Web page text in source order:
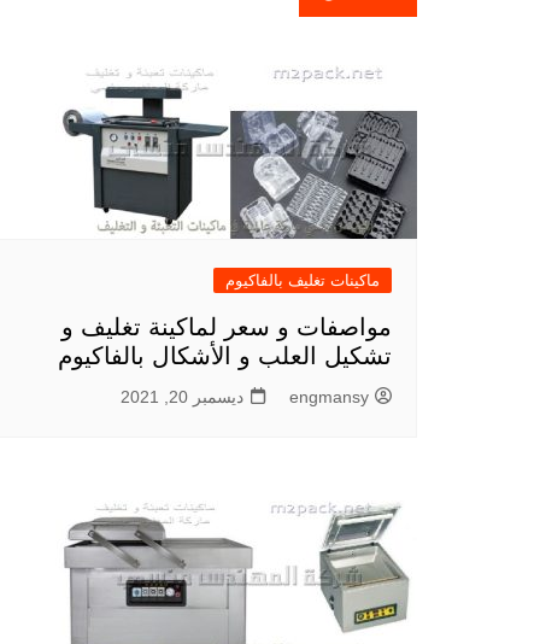
المقالات
ماكينات تغليف بالفاكيوم
مواصفات و سعر لماكينة تغليف و
تشكيل العلب و الأشكال بالفاكيوم
engmansy ديسمبر 20, 2021